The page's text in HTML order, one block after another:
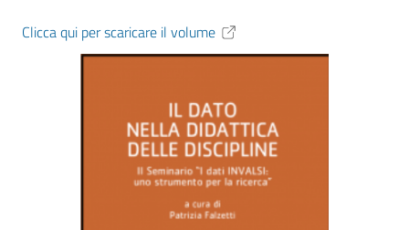
Clicca qui per scaricare il volume